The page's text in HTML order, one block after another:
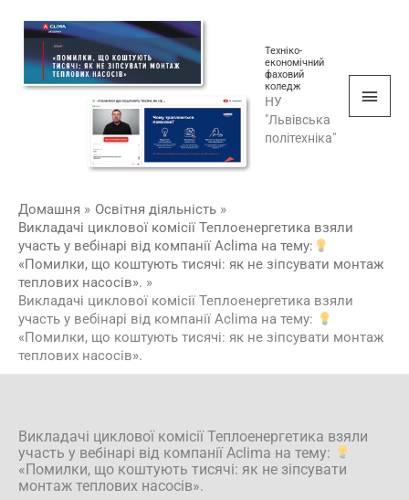
вмісту
Техніко-
економічний
фаховий
коледж
НУ
"Львівська
політехніка"
Домашня
Освітня діяльність
Викладачі циклової комісії Теплоенергетика взяли
участь у вебінарі від компанії Аclima на тему:
«Помилки, що коштують тисячі: як не зіпсувати монтаж
теплових насосів».
Викладачі циклової комісії Теплоенергетика взяли
участь у вебінарі від компанії Аclima на тему:
«Помилки, що коштують тисячі: як не зіпсувати монтаж
теплових насосів».
Викладачі циклової комісії Теплоенергетика взяли
участь у вебінарі від компанії Аclima на тему:
«Помилки, що коштують тисячі: як не зіпсувати
монтаж теплових насосів».